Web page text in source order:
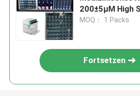
200±5μM High
MOQ： 1 Packs
Fortsetzen